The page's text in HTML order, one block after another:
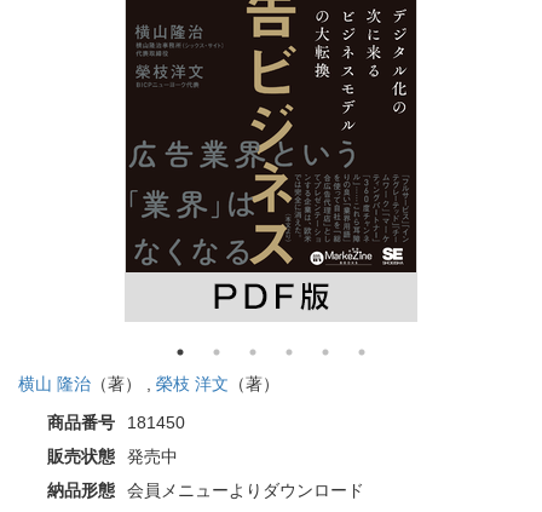
横山 隆治 （著） , 榮枝 洋文 （著）
商品番号
181450
販売状態
発売中
納品形態
会員メニューよりダウンロード